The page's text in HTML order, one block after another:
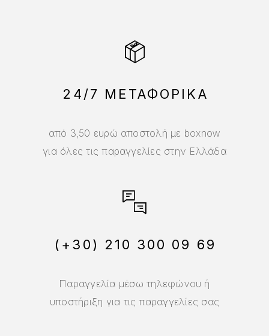
24/7 ΜΕΤΑΦΟΡΙΚΑ
από 3,50 ευρώ αποστολή με boxnow
για όλες τις παραγγελίες στην Ελλάδα
(+30) 210 300 09 69
Παραγγελία μέσω τηλεφώνου ή
υποστήριξη για τις παραγγελίες σας